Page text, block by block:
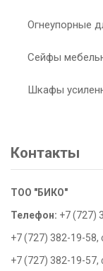
Огнеупорные
Сейфы
Шкафы
Контакты
ТОО "БИКО"
Телефон: +7 (727)
+7 (727) 382-19-
+7 (727) 382-19-57,